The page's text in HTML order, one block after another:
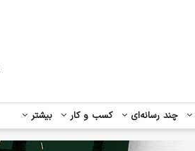
چند رسانه‌ای کسب و کار بیشتر